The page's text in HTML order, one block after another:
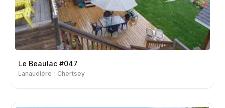
Le Beaulac #047
Lanaudière Chertsey